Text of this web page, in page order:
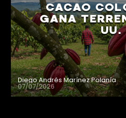
CACAO
GANA
UU.
Diego Andrés Marínez Polanía
07/07/2026